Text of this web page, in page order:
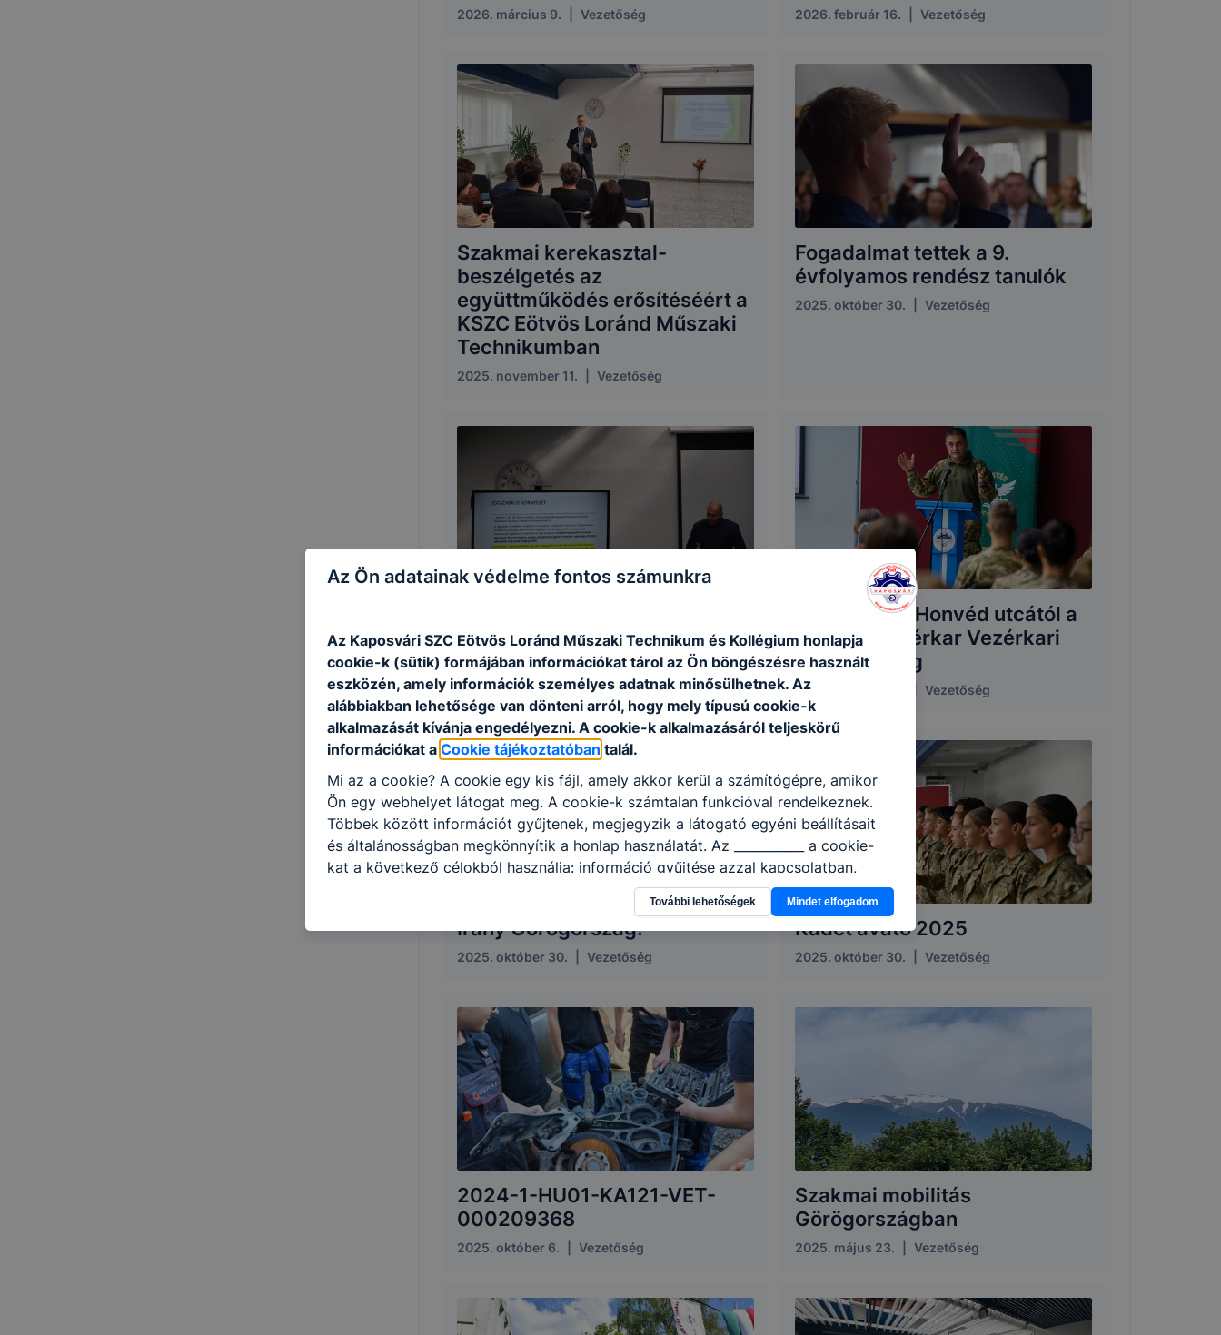
2026. március 9. Vezetőség 2026. február 16. Vezetőség
Szakmai kerekasztal-
beszélgetés az
együttműködés erősítéséért a
KSZC Eötvös Loránd Műszaki
Technikumban
2025. november 11. Vezetőség
Fogadalmat tettek a 9.
évfolyamos rendész tanulók
2025. október 30. Vezetőség
2025. október 30. | Vezetőség
A kaposvári Honvéd utcától a
Honvéd Vezérkar Vezérkari
Főnöke címig
2025. október 30. Vezetőség
Irány Görögország!
2025. október 30. Vezetőség
Kadét avató 2025
2025. október 30. Vezetőség
2024-1-HU01-KA121-VET-
000209368
2025. október 6. Vezetőség
Szakmai mobilitás
Görögországban
2025. május 23. Vezetőség
Az Ön adatainak védelme fontos számunkra
Az Kaposvári SZC Eötvös Loránd Műszaki Technikum és Kollégium honlapja
cookie-k (sütik) formájában információkat tárol az Ön böngészésre használt
eszközén, amely információk személyes adatnak minősülhetnek. Az
alábbiakban lehetősége van dönteni arról, hogy mely típusú cookie-k
alkalmazását kívánja engedélyezni. A cookie-k alkalmazásáról teljeskörű
információkat a Cookie tájékoztatóban talál.
Mi az a cookie? A cookie egy kis fájl, amely akkor kerül a számítógépre, amikor
Ön egy webhelyet látogat meg. A cookie-k számtalan funkcióval rendelkeznek.
Többek között információt gyűjtenek, megjegyzik a látogató egyéni beállításait
és általánosságban megkönnyítik a honlap használatát. Az ___________ a cookie-
kat a következő célokból használja: információ gyűjtése azzal kapcsolatban,
hogyan használja Ön a honlapot -annak felmérésével, hogy a honlap melyik
részeit látogatja, vagy használja leginkább, így megtudhatjuk, hogyan
biztosítsunk Önnek még jobb felhasználói élményt, ha ismét meglátogatja
oldalunkat, honlap fejlesztése. Hogyan ellenőrizheti és hogyan tudja kikapcsolni a
a cookie-kat, de ezek általában megváltoztathatók. Felhívjuk figyelmét, hogy
mivel a cookie-k célja honlapunk használhatóságának és folyamatainak
megkönnyítése vagy lehetővé tétele, a cookie-k alkalmazásának
megakadályozása vagy törlése által előfordulhat, hogy felhasználóink nem
lesznek képesek honlapunk funkcióinak teljes körű használatára, vagy a honlap a
tervezettől eltérően fog működni böngészőjében.
További lehetőségek Mindet elfogadom